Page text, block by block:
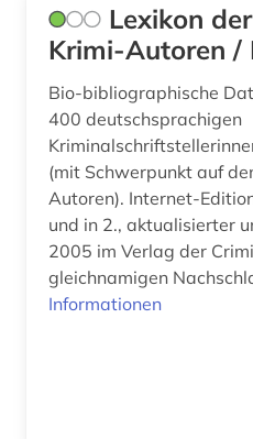
sammlung (2)
schottland (2)
schriftsteller (26)
schriftstellerin (2)
schulwesen (1)
schwarze (1)
Lexikon
Krimi-Autoren /
Bio-bibliographische
400 deutschsprachigen
(mit Schwerpunkt auf
Autoren). Internet-
und in 2., aktualisierter
2005 im Verlag der
gleichnamigen
Informationen